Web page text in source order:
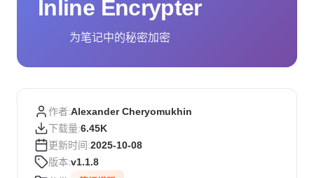
Inline Encrypter
为笔记中的秘密加密
作者:Alexander Cheryomukhin
下载量:6.45K
更新时间:2025-10-08
版本:v1.1.8